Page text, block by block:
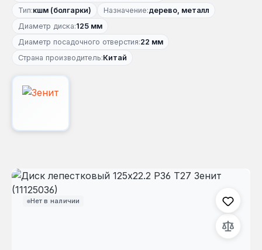
Тип:кшм (болгарки) Назначение:дерево, металл
Диаметр диска:125 мм
Диаметр посадочного отверстия:22 мм
Страна производитель:Китай
Нет в наличии
Пропустить галерею изображений